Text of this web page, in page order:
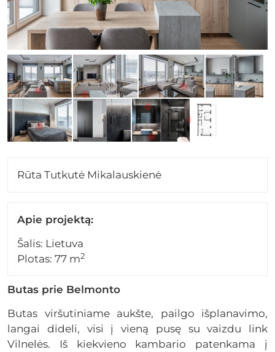
Rūta Tutkutė Mikalauskienė
Apie projektą:
Šalis: Lietuva
Plotas: 77 m2
Butas prie Belmonto
Butas viršutiniame aukšte, pailgo išplanavimo,
langai dideli, visi į vieną pusę su vaizdu link
Vilnelės. Iš kiekvieno kambario patenkama į